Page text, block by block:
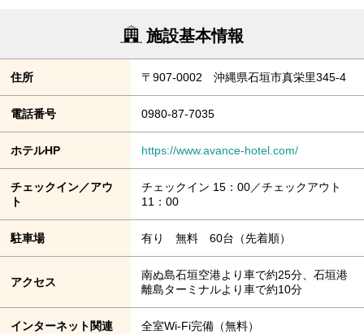
施設基本情報
住所 〒907-0002 沖縄県石垣市真栄里345-4
電話番号 0980-87-7035
ホテルHP https://www.avance-hotel.com/
チェックイン／アウ
ト
チェックイン 15：00／チェックアウト
11：00
駐車場 有り 無料 60台（先着順）
アクセス
南ぬ島石垣空港より車で約25分、石垣港
離島ターミナルより車で約10分
インターネット関連 全室Wi-Fi完備（無料）